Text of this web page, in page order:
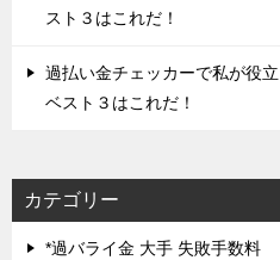
スト３はこれだ！
過払い金チェッカーで私が役
ベスト３はこれだ！
カテゴリー
*過バライ金 大手 失敗手数料